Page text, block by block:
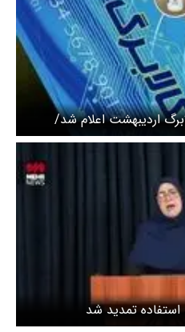
اردیبهشت اعلام شد/
فعال است
استفاده تمدید شد